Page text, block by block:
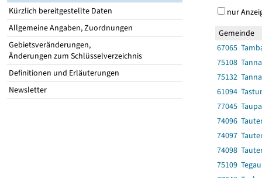
Kürzlich bereitgestellte Daten
Allgemeine Angaben, Zuordnungen
Gebietsveränderungen,
Änderungen zum Schlüsselverzeichnis
Definitionen und Erläuterungen
Newsletter
nur
Gemeinde
67065
75108
75132
61094
77045
74096
74097
74098
75109 Tegau